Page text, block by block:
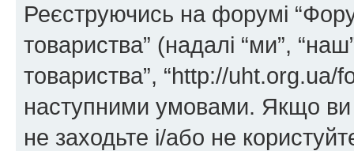
Реєструючись на форумі
товариства” (надалі “ми”,
товариства”, “http://uht.org.ua/
наступними умовами. Якщо ви
не заходьте і/або не